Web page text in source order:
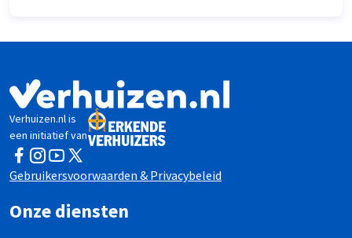
Verhuizen.nl is
een initiatief van
Facebook
Instagram
YouTubeTwitter
Gebruikersvoorwaarden & Privacybeleid
Onze diensten